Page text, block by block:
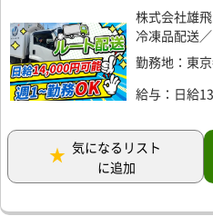
株式会社雄
冷凍品配送／
勤務地：東
給与：日給
気になるリスト
に追加